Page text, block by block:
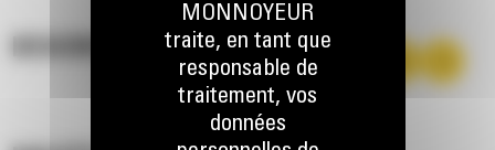
DESCRIPTION
MONNOYEUR
traite, en tant que
responsable de
traitement, vos
données